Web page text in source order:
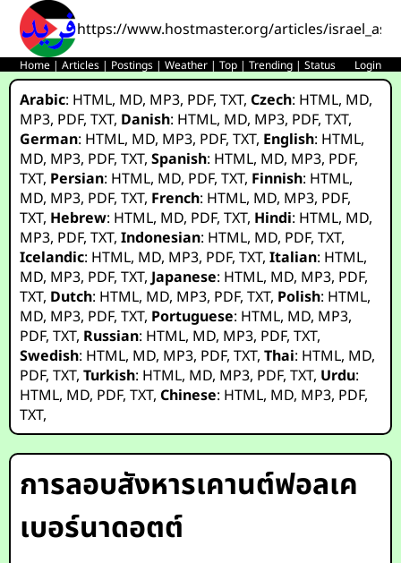
https://www.hostmaster.org/articles/
Home |Articles | Postings |Weather |Top |Trending |Status Login
Arabic: HTML, MD, MP3, PDF,TXT,Czech: HTML, MD,
MP3, PDF,TXT, Danish: HTML, MD, MP3, PDF,TXT,
German: HTML, MD, MP3, PDF,TXT, English: HTML,
MD, MP3, PDF,TXT,Spanish: HTML, MD, MP3, PDF,
TXT, Persian: HTML, MD, PDF,TXT, Finnish: HTML,
MD, MP3, PDF,TXT, French: HTML, MD, MP3, PDF,
TXT, Hebrew: HTML, MD, PDF,TXT, Hindi: HTML, MD,
MP3, PDF,TXT,Indonesian: HTML, MD, PDF,TXT,
Icelandic: HTML, MD, MP3, PDF,TXT,Italian: HTML,
MD, MP3, PDF,TXT, Japanese: HTML, MD, MP3, PDF,
TXT, Dutch: HTML, MD, MP3, PDF,TXT, Polish: HTML,
MD, MP3, PDF,TXT, Portuguese: HTML, MD, MP3,
PDF,TXT, Russian: HTML, MD, MP3, PDF,TXT,
Swedish: HTML, MD, MP3, PDF,TXT,Thai: HTML, MD,
PDF,TXT,Turkish: HTML, MD, MP3, PDF,TXT, Urdu:
HTML, MD, PDF,TXT,Chinese: HTML, MD, MP3, PDF,
TXT,
การลอบสังหารเคานต์ฟอลเค
เบอร์นาดอตต์